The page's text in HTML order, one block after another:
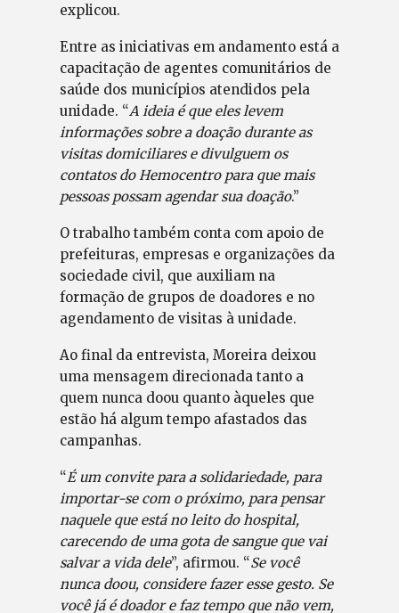
explicou.
Entre as iniciativas em andamento está a
capacitação de agentes comunitários de
saúde dos municípios atendidos pela
unidade. “A ideia é que eles levem
informações sobre a doação durante as
visitas domiciliares e divulguem os
contatos do Hemocentro para que mais
pessoas possam agendar sua doação.”
O trabalho também conta com apoio de
prefeituras, empresas e organizações da
sociedade civil, que auxiliam na
formação de grupos de doadores e no
agendamento de visitas à unidade.
Ao final da entrevista, Moreira deixou
uma mensagem direcionada tanto a
quem nunca doou quanto àqueles que
estão há algum tempo afastados das
campanhas.
“É um convite para a solidariedade, para
importar-se com o próximo, para pensar
naquele que está no leito do hospital,
carecendo de uma gota de sangue que vai
salvar a vida dele”, afirmou. “Se você
nunca doou, considere fazer esse gesto. Se
você já é doador e faz tempo que não vem,